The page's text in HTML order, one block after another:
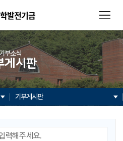
발전기금
부소식
게시판
기부게시판